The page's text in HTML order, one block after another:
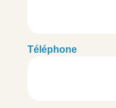
Téléphone